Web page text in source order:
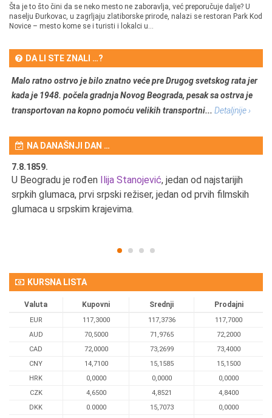
Šta je to što čini da se neko mesto ne zaboravlja, već preporučuje dalje? U
naselju Đurkovac, u zagrljaju zlatiborske prirode, nalazi se restoran Park Kod
Novice – mesto kome se i turisti i lokalci u...
DA LI STE ZNALI …?
Malo ratno ostrvo je bilo znatno veće pre Drugog svetskog rata jer
kada je 1948. počela gradnja Novog Beograda, pesak sa ostrva je
transportovan na kopno pomoću velikih transportni... Detaljnije ›
NA DANAŠNJI DAN …
7.8.1859.
U Beogradu je rođen Ilija Stanojević, jedan od najstarijih
srpkih glumaca, prvi srpski režiser, jedan od prvih filmskih
glumaca u srpskim krajevima.
KURSNA LISTA
Valuta Kupovni Srednji Prodajni
EUR 117,3000 117,3736
117,7000
AUD
70,5000 71,9765
72,2000
CAD
72,0000 73,2699
73,4000
CNY
14,7100 15,1585
15,1500
HRK
0,0000 0,0000
0,0000
CZK
4,6500 4,8521
4,8400
DKK
0.0000 15,7073
0,0000